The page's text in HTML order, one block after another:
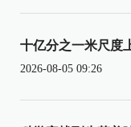
十亿分之一米尺度
2026-08-05 09:26